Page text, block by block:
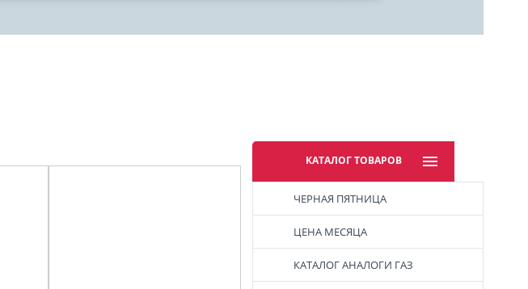
КАТАЛОГ ТОВАРОВ
ЧЕРНАЯ ПЯТНИЦА
ЦЕНА МЕСЯЦА
КАТАЛОГ АНАЛОГИ ГАЗ